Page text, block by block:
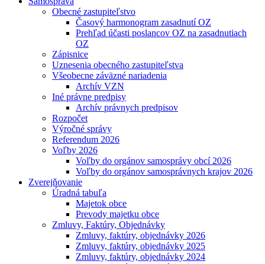
Obecné zastupiteľstvo
Časový harmonogram zasadnutí OZ
Prehľad účasti poslancov OZ na zasadnutiach
OZ
Zápisnice
Uznesenia obecného zastupiteľstva
Všeobecne záväzné nariadenia
Archív VZN
Iné právne predpisy
Archív právnych predpisov
Rozpočet
Výročné správy
Referendum 2026
Voľby 2026
Voľby do orgánov samosprávy obcí 2026
Voľby do orgánov samosprávnych krajov 2026
Zverejňovanie
Úradná tabuľa
Majetok obce
Prevody majetku obce
Zmluvy, Faktúry, Objednávky
Zmluvy, faktúry, objednávky 2026
Zmluvy, faktúry, objednávky 2025
Zmluvy, faktúry, objednávky 2024